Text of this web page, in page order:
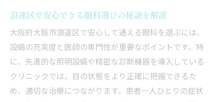
響
精密診断を可能にする眼科専用照明の役割
眼科診療の質が向上する新しい照明技術
難波エリアの眼科照明設備の選び方とは
信頼できる浪速区内の眼科を探す視点
大阪市浪速区で信頼性高い眼科の見極め方
浪速区で安心できる眼科選びの秘訣を解説
大阪府大阪市浪速区で安心して通える眼科を選ぶには、
設備の充実度と医師の専門性が重要なポイントです。特
に、先進的な照明設備や精密な診断機器を導入している
クリニックでは、目の状態をより正確に把握できるた
め、適切な治療につながります。患者一人ひとりの症状